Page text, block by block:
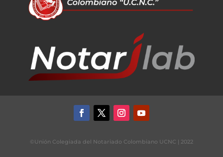
©Unión Colegiada del Notariado Colombiano UCNC | 2022